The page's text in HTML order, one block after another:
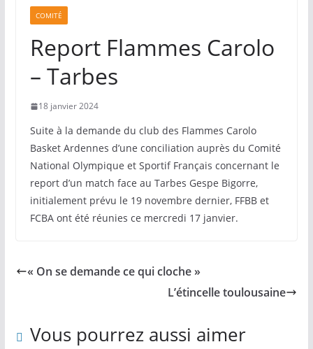
COMITÉ
Report Flammes Carolo
– Tarbes
18 janvier 2024
Suite à la demande du club des Flammes Carolo
Basket Ardennes d’une conciliation auprès du Comité
National Olympique et Sportif Français concernant le
report d’un match face au Tarbes Gespe Bigorre,
initialement prévu le 19 novembre dernier, FFBB et
FCBA ont été réunies ce mercredi 17 janvier.
« On se demande ce qui cloche »
L’étincelle toulousaine
Vous pourrez aussi aimer